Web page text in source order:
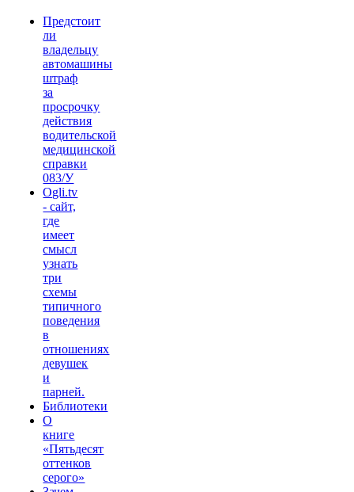
Предстоит
ли
владельцу
автомашины
штраф
за
просрочку
действия
водительской
медицинской
справки
083/У
Ogli.tv
- сайт,
где
имеет
смысл
узнать
три
схемы
типичного
поведения
в
отношениях
девушек
и
парней.
Библиотеки
О
книге
«Пятьдесят
оттенков
серого»